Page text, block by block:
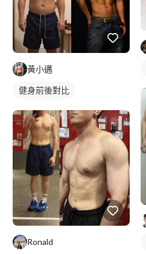
黃小邁
健身前後對比
Ronald